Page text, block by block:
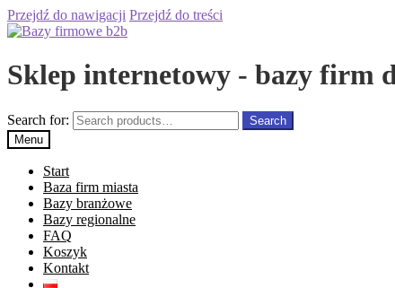
Przejdź do nawigacji Przejdź do treści
Sklep internetowy - bazy firm
Search for:
Search
Menu
Start
Baza firm miasta
Bazy branżowe
Bazy regionalne
FAQ
Koszyk
Kontakt